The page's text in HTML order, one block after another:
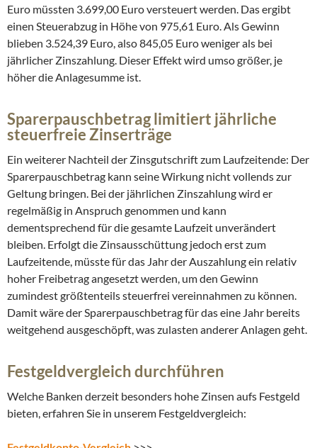
Euro müssten 3.699,00 Euro versteuert werden. Das ergibt
einen Steuerabzug in Höhe von 975,61 Euro. Als Gewinn
blieben 3.524,39 Euro, also 845,05 Euro weniger als bei
jährlicher Zinszahlung. Dieser Effekt wird umso größer, je
höher die Anlagesumme ist.
Sparerpauschbetrag limitiert jährliche
steuerfreie Zinserträge
Ein weiterer Nachteil der Zinsgutschrift zum Laufzeitende: Der
Sparerpauschbetrag kann seine Wirkung nicht vollends zur
Geltung bringen. Bei der jährlichen Zinszahlung wird er
regelmäßig in Anspruch genommen und kann
dementsprechend für die gesamte Laufzeit unverändert
bleiben. Erfolgt die Zinsausschüttung jedoch erst zum
Laufzeitende, müsste für das Jahr der Auszahlung ein relativ
hoher Freibetrag angesetzt werden, um den Gewinn
zumindest größtenteils steuerfrei vereinnahmen zu können.
Damit wäre der Sparerpauschbetrag für das eine Jahr bereits
weitgehend ausgeschöpft, was zulasten anderer Anlagen geht.
Festgeldvergleich durchführen
Welche Banken derzeit besonders hohe Zinsen aufs Festgeld
bieten, erfahren Sie in unserem Festgeldvergleich: